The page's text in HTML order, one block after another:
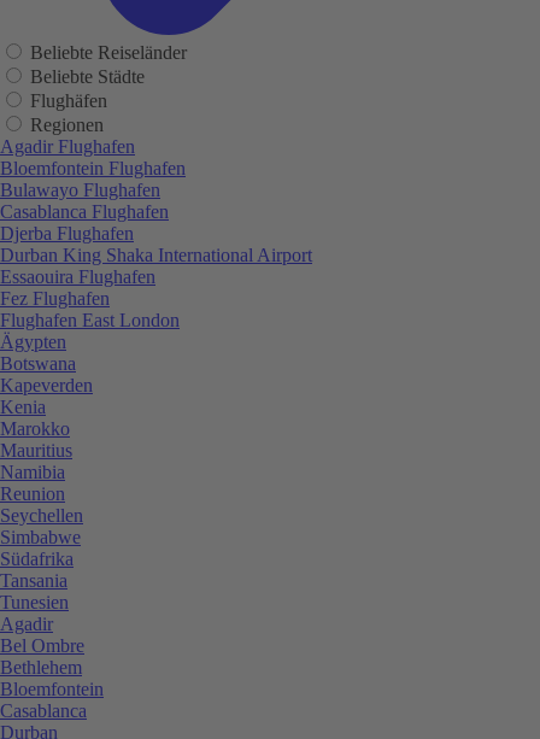
Beliebte Reiseländer
Beliebte Städte
Flughäfen
Regionen
Agadir Flughafen
Bloemfontein Flughafen
Bulawayo Flughafen
Casablanca Flughafen
Djerba Flughafen
Durban King Shaka International Airport
Essaouira Flughafen
Fez Flughafen
Flughafen East London
Ägypten
Botswana
Kapeverden
Kenia
Marokko
Mauritius
Namibia
Reunion
Seychellen
Simbabwe
Südafrika
Tansania
Tunesien
Agadir
Bel Ombre
Bethlehem
Bloemfontein
Casablanca
Durban